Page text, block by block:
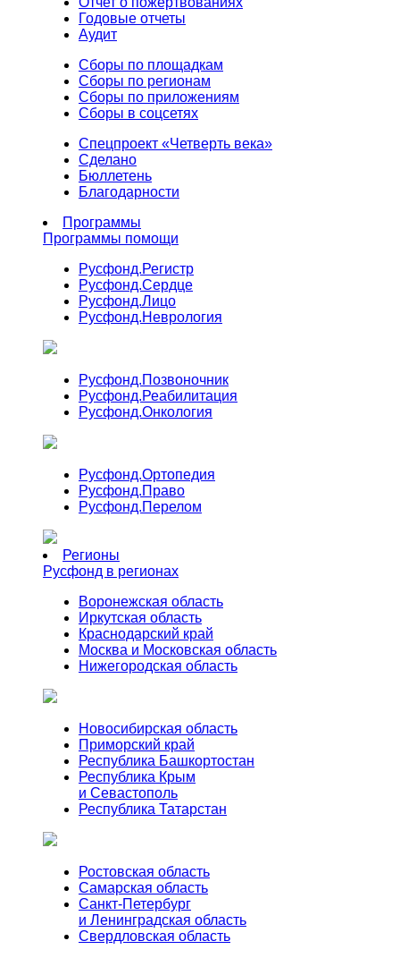
Годовые отчеты
Аудит
Сборы по площадкам
Сборы по регионам
Сборы по приложениям
Сборы в соцсетях
Спецпроект «Четверть века»
Сделано
Бюллетень
Благодарности
Программы
Программы помощи
Русфонд.Регистр
Русфонд.Сердце
Русфонд.Лицо
Русфонд.Неврология
Русфонд.Позвоночник
Русфонд.Реабилитация
Русфонд.Онкология
Русфонд.Ортопедия
Русфонд.Право
Русфонд.Перелом
Регионы
Русфонд в регионах
Воронежская область
Иркутская область
Краснодарский край
Москва и Московская область
Нижегородская область
Новосибирская область
Приморский край
Республика Башкортостан
Республика Крым
и Севастополь
Республика Татарстан
Ростовская область
Самарская область
Санкт-Петербург
и Ленинградская область
Свердловская область